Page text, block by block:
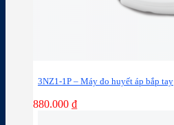
3NZ1-1P – Máy đo huyết áp bắp tay
880.000 ₫